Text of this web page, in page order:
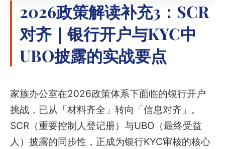
2026政策解读补充3：SCR
对齐｜银行开户与KYC中
UBO披露的实战要点
家族办公室在2026政策体系下面临的银行开户
挑战，已从「材料齐全」转向「信息对齐」。
SCR（重要控制人登记册）与UBO（最终受益
人）披露的同步性，正成为银行KYC审核的核心